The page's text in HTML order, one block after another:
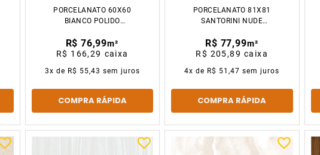
PORCELANATO 60X60
BIANCO POLIDO
R$ 76,99m²
R$ 166,29 caixa
3x de R$ 55,43 sem juros
COMPRA RÁPIDA
PORCELANATO 81X81
SANTORINI NUDE
GAUDI
R$ 77,99m²
R$ 205,89 caixa
4x de R$ 51,47 sem juros
COMPRA RÁPIDA